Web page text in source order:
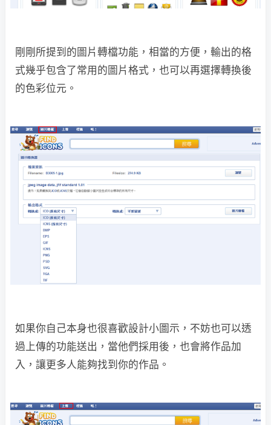
剛剛所提到的圖片轉檔功能，相當的方便，輸出的格
式幾乎包含了常用的圖片格式，也可以再選擇轉換後
的色彩位元。
如果你自己本身也很喜歡設計小圖示，不妨也可以透
過上傳的功能送出，當他們採用後，也會將作品加
入，讓更多人能夠找到你的作品。